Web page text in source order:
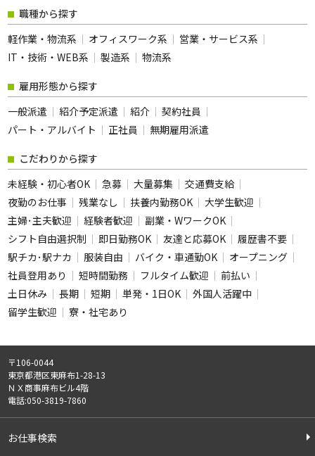
短時間勤務
フルタイム歓迎
土日休み
単発・1日OK
留学生歓迎
寮・社宅あり
この条件のお仕事数
302 件
この条件で検索
全ての条件をクリア
職種から探す
軽作業・物流系
オフィスワーク系
営業・サービス系
IT・技術・WEB系
製造系 物流系
雇用形態から探す
一般派遣
紹介予定派遣 紹介
契約社員
パート・アルバイト
正社員 無期雇用派遣
こだわりから探す
未経験・初心者OK
急募 大量募集
交通費支給
夜勤のお仕事
残業なし 扶養内勤務OK
大学生歓迎
主婦･主夫歓迎
経験者歓迎
副業・WワークOK
シフト自由選択制
即日勤務OK 友達と応募OK
履歴書不要
駅チカ･駅ナカ
服装自由 バイク・車通勤OK
オープニング
社員登用あり
短時間勤務 フルタイム歓迎
前払い
土日休み
長期 短期 単発・1日OK
外国人活躍中
留学生歓迎
寮・社宅あり
〒106-0044
東京都港区東麻布1-28-13
ＮＸ商事麻布ビル4階
電話:050-3819-7860
お仕事検索